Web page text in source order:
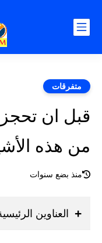
متفرقات
قبل ان
من هذه
منذ بضع سنوات
العناوين